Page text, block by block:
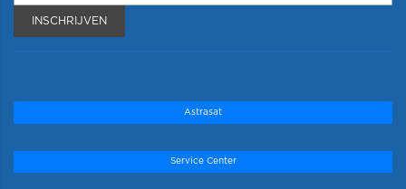
INSCHRIJVEN
Astrasat
Service Center